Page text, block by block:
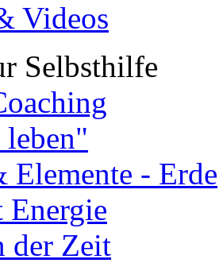
Videos
Selbsthilfe
leben"
Elemente - Erde
Energie
der Zeit